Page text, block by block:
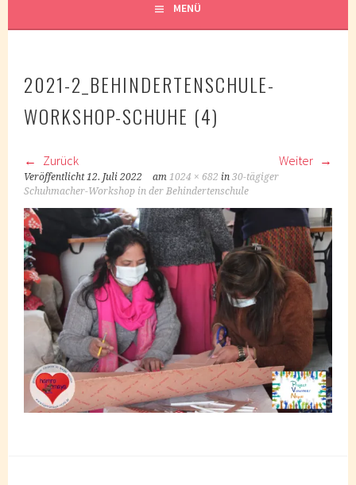
MENÜ
2021-2_BEHINDERTENSCHULE-
WORKSHOP-SCHUHE (4)
Zurück Weiter
Veröffentlicht12. Juli 2022 am1024 × 682 in30-tägiger
Schuhmacher-Workshop in der Behindertenschule